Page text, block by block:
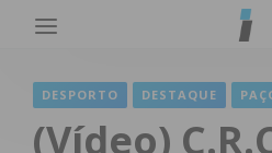
DESPORTO DESTAQUE
(Vídeo)